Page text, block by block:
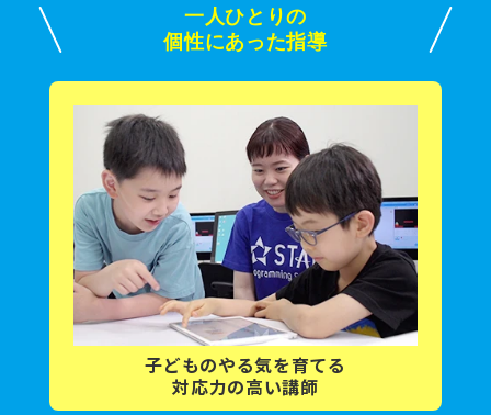
一人ひとりの
個性にあった指導
子どものやる気を育てる
対応力の高い講師